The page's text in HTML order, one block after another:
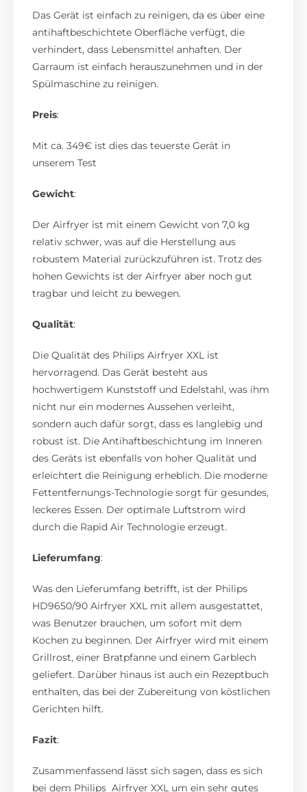
Das Gerät ist einfach zu reinigen, da es über eine
antihaftbeschichtete Oberfläche verfügt, die
verhindert, dass Lebensmittel anhaften. Der
Garraum ist einfach herauszunehmen und in der
Spülmaschine zu reinigen.
Preis:
Mit ca. 349€ ist dies das teuerste Gerät in
unserem Test
Gewicht:
Der Airfryer ist mit einem Gewicht von 7,0 kg
relativ schwer, was auf die Herstellung aus
robustem Material zurückzuführen ist. Trotz des
hohen Gewichts ist der Airfryer aber noch gut
tragbar und leicht zu bewegen.
Qualität:
Die Qualität des Philips Airfryer XXL ist
hervorragend. Das Gerät besteht aus
hochwertigem Kunststoff und Edelstahl, was ihm
nicht nur ein modernes Aussehen verleiht,
sondern auch dafür sorgt, dass es langlebig und
robust ist. Die Antihaftbeschichtung im Inneren
des Geräts ist ebenfalls von hoher Qualität und
erleichtert die Reinigung erheblich. Die moderne
Fettentfernungs-Technologie sorgt für gesundes,
leckeres Essen. Der optimale Luftstrom wird
durch die Rapid Air Technologie erzeugt.
Lieferumfang:
Was den Lieferumfang betrifft, ist der Philips
HD9650/90 Airfryer XXL mit allem ausgestattet,
was Benutzer brauchen, um sofort mit dem
Kochen zu beginnen. Der Airfryer wird mit einem
Grillrost, einer Bratpfanne und einem Garblech
geliefert. Darüber hinaus ist auch ein Rezeptbuch
enthalten, das bei der Zubereitung von köstlichen
Gerichten hilft.
Fazit:
Zusammenfassend lässt sich sagen, dass es sich
bei dem Philips Airfryer XXL um ein sehr gutes